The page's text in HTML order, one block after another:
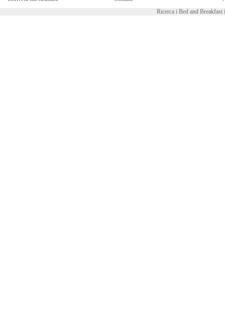
Ricerca i Bed and Breakfast